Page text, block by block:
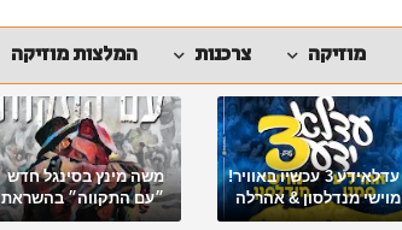
מוזיקה צרכנות המלצות מוזיקה
עדלאידע 3 עכשיו באוויר!
מוישי מנדלסון & אהרלה
סאמעט באלבום פורימי
משה מינץ בסינגל חדש
״עם התקווה״ בהשראת
ארגון "ביחד ננצח"